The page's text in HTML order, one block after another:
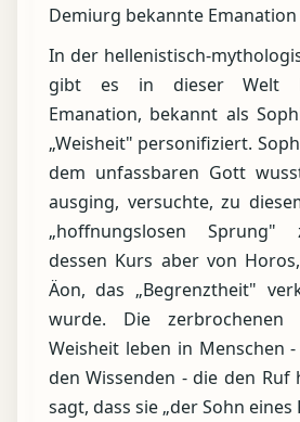
Demiurg bekannte Emanation
In der hellenistisch-
gibt es in dieser Welt
Emanation, bekannt als
„Weisheit" personifiziert.
dem unfassbaren Gott
ausging, versuchte, zu
„hoffnungslosen Sprung"
dessen Kurs aber von
Äon, das „Begrenztheit"
wurde. Die zerbrochenen
Weisheit leben in Menschen
den Wissenden - die den Ruf
sagt, dass sie „der Sohn